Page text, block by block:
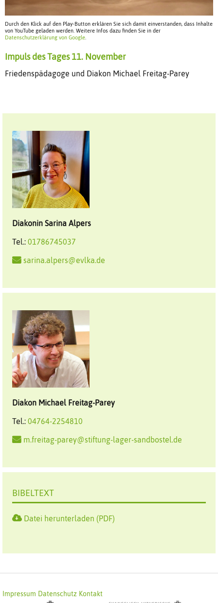
Durch den Klick auf den Play-Button erklären Sie sich damit einverstanden, dass Inhalte
von YouTube geladen werden. Weitere Infos dazu finden Sie in der
Datenschutzerklärung von Google
Impuls des Tages 11. November
Friedenspädagoge und Diakon Michael Freitag-Parey
Diakonin Sarina Alpers
Tel.: 01786745037
sarina.alpers@evlka.de
Diakon Michael Freitag-Parey
Tel.: 04764-2254810
m.freitag-parey@stiftung-lager-sandbostel.de
BIBELTEXT
Datei herunterladen (PDF)
Impressum Datenschutz Kontakt